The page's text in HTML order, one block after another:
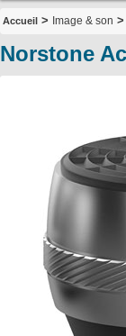
Accueil > Image & son >
Norstone